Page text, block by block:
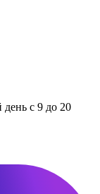
с 9 до 20